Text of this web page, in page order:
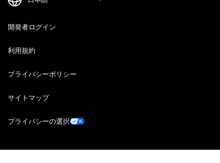
開発者ログイン
利用規約
プライバシーポリシー
サイトマップ
プライバシーの選択